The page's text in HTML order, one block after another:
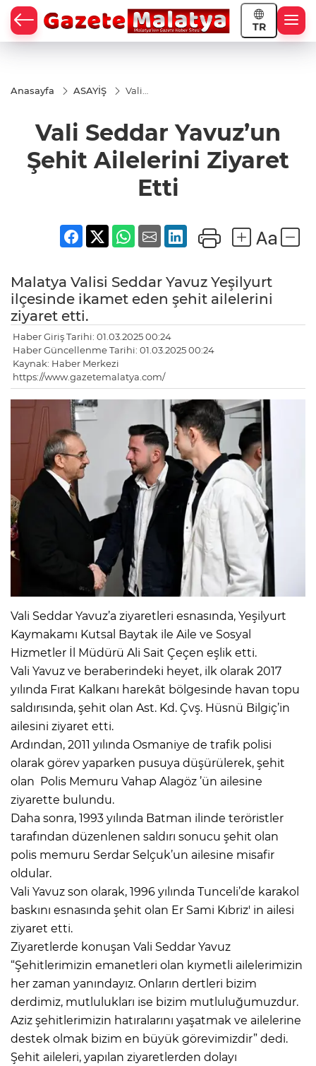
TR
Anasayfa ASAYİŞ
Vali
Şehit
Ailelerini
Etti
Vali Seddar Yavuz’un
Şehit Ailelerini Ziyaret
Etti
Malatya Valisi Seddar Yavuz Yeşilyurt
ilçesinde ikamet eden şehit ailelerini
ziyaret etti.
Haber Giriş Tarihi: 01.03.2025 00:24
Haber Güncellenme Tarihi: 01.03.2025 00:24
Kaynak: Haber Merkezi
https://www.gazetemalatya.com/
Vali Seddar Yavuz’a ziyaretleri esnasında, Yeşilyurt
Kaymakamı Kutsal Baytak ile Aile ve Sosyal
Hizmetler İl Müdürü Ali Sait Çeçen eşlik etti.
Vali Yavuz ve beraberindeki heyet, ilk olarak 2017
yılında Fırat Kalkanı harekât bölgesinde havan topu
saldırısında, şehit olan Ast. Kd. Çvş. Hüsnü Bilgiç’in
ailesini ziyaret etti.
Ardından, 2011 yılında Osmaniye de trafik polisi
olarak görev yaparken pusuya düşürülerek, şehit
olan Polis Memuru Vahap Alagöz ’ün ailesine
ziyarette bulundu.
Daha sonra, 1993 yılında Batman ilinde teröristler
tarafından düzenlenen saldırı sonucu şehit olan
polis memuru Serdar Selçuk’un ailesine misafir
oldular.
Vali Yavuz son olarak, 1996 yılında Tunceli’de karakol
baskını esnasında şehit olan Er Sami Kıbriz' in ailesi
ziyaret etti.
Ziyaretlerde konuşan Vali Seddar Yavuz
“Şehitlerimizin emanetleri olan kıymetli ailelerimizin
her zaman yanındayız. Onların dertleri bizim
derdimiz, mutlulukları ise bizim mutluluğumuzdur.
Aziz şehitlerimizin hatıralarını yaşatmak ve ailelerine
destek olmak bizim en büyük görevimizdir” dedi.
Şehit aileleri, yapılan ziyaretlerden dolayı